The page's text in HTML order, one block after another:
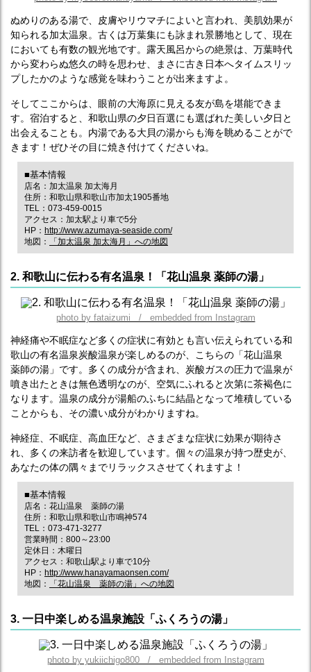
ぬめりのある湯で、皮膚やリウマチによいと言われ、美肌効果が
知られる加太温泉。古くは万葉集にも詠まれ景勝地として、現在
においても有数の観光地です。露天風呂からの絶景は、万葉時代
から変わらぬ悠久の時を思わせ、まさに古き日本へタイムスリッ
プしたかのような感覚を味わうことが出来ますよ。
そしてここからは、眼前の大海原に見える友が島を堪能できま
す。宿泊すると、和歌山県の夕日百選にも選ばれた美しい夕日と
出会えることも。内湯である大貝の湯からも海を眺めることがで
きます！ぜひその目に焼き付けてくださいね。
■基本情報
店名：加太温泉 加太海月
住所：和歌山県和歌山市加太1905番地
TEL：073-459-0015
アクセス：加太駅より車で5分
HP： http://www.azumaya-seaside.com/
地図：
「加太温泉 加太海月」への地図
2. 和歌山に伝わる有名温泉！「花山温泉 薬師の湯」
photo by fataizumi / embedded from Instagram
神経痛や不眠症など多くの症状に有効とも言い伝えられている和
歌山の有名温泉炭酸温泉が楽しめるのが、こちらの「花山温泉
薬師の湯」です。多くの成分が含まれ、炭酸ガスの圧力で温泉が
噴き出たときは無色透明なのが、空気にふれると次第に茶褐色に
なります。温泉の成分が湯船のふちに結晶となって堆積している
ことからも、その濃い成分がわかりますね。
神経症、不眠症、高血圧など、さまざまな症状に効果が期待さ
れ、多くの来訪者を歓迎しています。個々の温泉が持つ歴史が、
あなたの体の隅々までリラックスさせてくれますよ！
■基本情報
店名：花山温泉 薬師の湯
住所：和歌山県和歌山市鳴神574
TEL：073-471-3277
営業時間：800～23:00
定休日：木曜日
アクセス：和歌山駅より車で10分
HP： http://www.hanayamaonsen.com/
地図：
「花山温泉 薬師の湯」への地図
3. 一日中楽しめる温泉施設「ふくろうの湯」
photo by yukiichigo800 / embedded from Instagram